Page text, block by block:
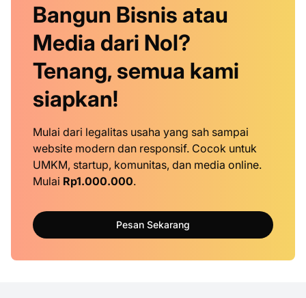
Bangun Bisnis atau
Media dari Nol?
Tenang, semua kami
siapkan!
Mulai dari legalitas usaha yang sah sampai
website modern dan responsif. Cocok untuk
UMKM, startup, komunitas, dan media online.
Mulai Rp1.000.000.
Pesan Sekarang